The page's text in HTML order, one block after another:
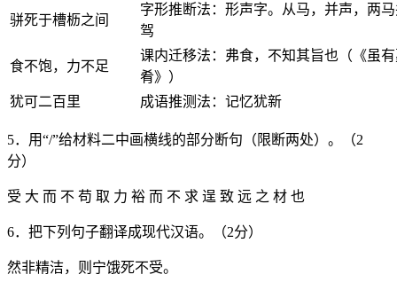
骈死于槽枥之间
字形推断法：形声字。从马，并声，两
驾
食不饱，力不足
课内迁移法：弗食，不知其旨也（《虽
肴》）
犹可二百里
成语推测法：记忆犹新
5．用“/”给材料二中画横线的部分断句（限断两处）。（2
分）
受 大 而 不 苟 取 力 裕 而 不 求 逞 致 远 之 材 也
6．把下列句子翻译成现代汉语。（2分）
然非精洁，则宁饿死不受。